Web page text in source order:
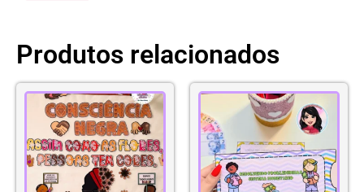
Produtos relacionados